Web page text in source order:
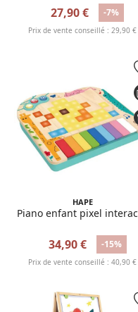
27,90 € -7%
Prix de vente conseillé : 29,90 €
HAPE
Piano enfant pixel
34,90 € -15%
Prix de vente conseillé : 40,90 €